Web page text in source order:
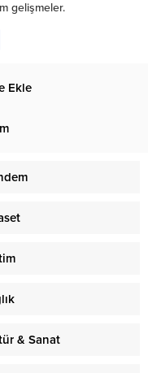
gelişmeler.
Ekle
& Sanat